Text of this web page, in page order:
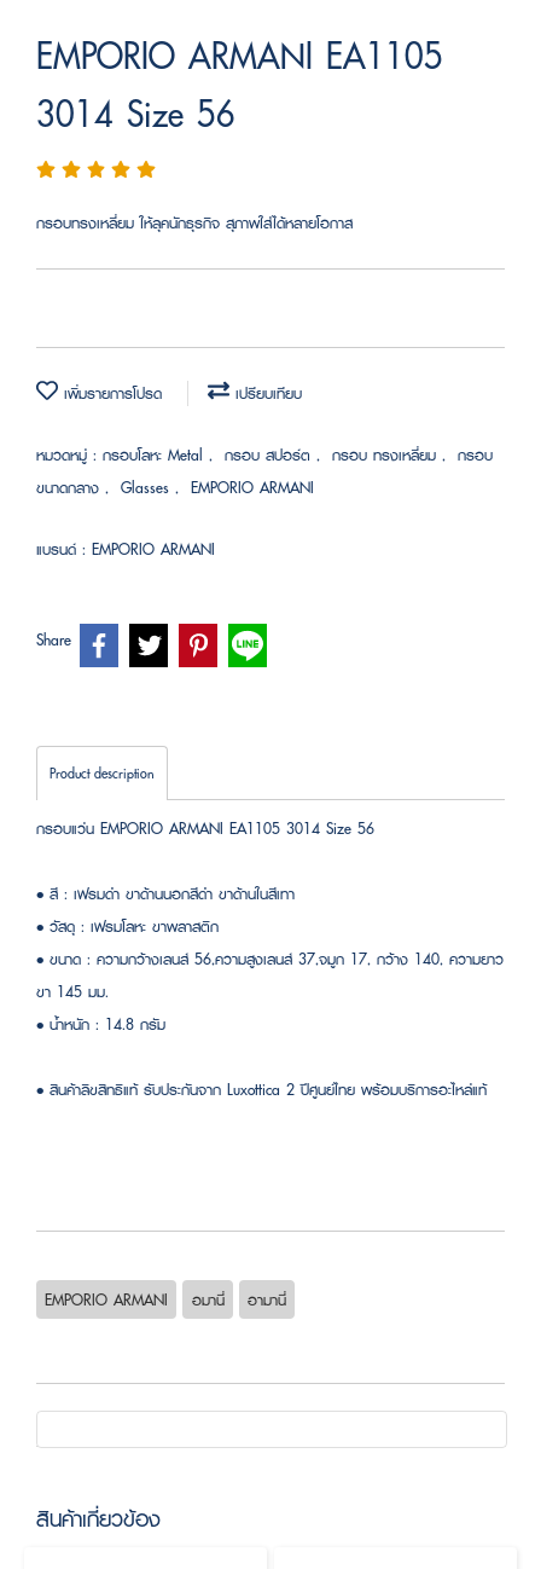
EMPORIO ARMANI EA1105
3014 Size 56
กรอบทรงเหลี่ยม ให้ลุคนักธุรกิจ สุภาพใส่ได้หลายโอกาส
เพิ่มรายการโปรด เปรียบเทียบ
หมวดหมู่ : กรอบโลหะ Metal , กรอบ สปอร์ต , กรอบ ทรงเหลี่ยม , กรอบ
ขนาดกลาง , Glasses , EMPORIO ARMANI
แบรนด์ : EMPORIO ARMANI
Share
Product description
กรอบแว่น EMPORIO ARMANI EA1105 3014 Size 56
• สี : เฟรมดำ ขาด้านนอกสีดำ ขาด้านในสีเทา
• วัสดุ : เฟรมโลหะ ขาพลาสติก
• ขนาด : ความกว้างเลนส์ 56,ความสูงเลนส์ 37,จมูก 17, กว้าง 140, ความยาว
ขา 145 มม.
• น้ำหนัก : 14.8 กรัม
• สินค้าลิขสิทธิแท้ รับประกันจาก Luxottica 2 ปีศูนย์ไทย พร้อมบริการอะไหล่แท้
EMPORIO ARMANI อมานี่ อามานี่
สินค้าเกี่ยวข้อง